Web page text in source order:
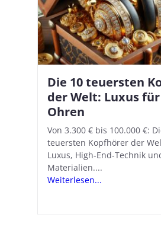
Die 10 teuersten
der Welt: Luxus
Ohren
Von 3.300 € bis 100.000 €:
teuersten Kopfhörer der
Luxus, High-End-Technik
Materialien....
Weiterlesen...
Apple AirPods Pro
18.1: So richtet ihr
Hörgeräte-Feature
Mit iOS 18.1 und den
verwandelt Apple seine In-
in kostengünstige Hörhilfen.
Schritten...
Weiterlesen...